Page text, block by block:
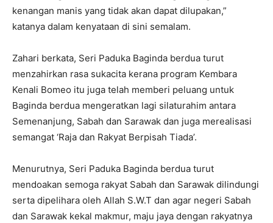
kenangan manis yang tidak akan dapat dilupakan,”
katanya dalam kenyataan di sini semalam.
Zahari berkata, Seri Paduka Baginda berdua turut
menzahirkan rasa sukacita kerana program Kembara
Kenali Bomeo itu juga telah memberi peluang untuk
Baginda berdua mengeratkan lagi silaturahim antara
Semenanjung, Sabah dan Sarawak dan juga merealisasi
semangat ‘Raja dan Rakyat Berpisah Tiada’.
Menurutnya, Seri Paduka Baginda berdua turut
mendoakan semoga rakyat Sabah dan Sarawak dilindungi
serta dipelihara oleh Allah S.W.T dan agar negeri Sabah
dan Sarawak kekal makmur, maju jaya dengan rakyatnya